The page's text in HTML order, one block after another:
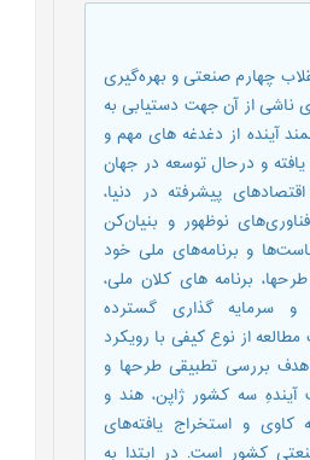
چهارم صنعتی و بهره‌گیری
ناشی از آن جهت دستیابی به
آینده از دغدغه ‏های مهم و
و درحال توسعه در جهان
پیشرفته در دنیا،
4.0 یا فناوری‌های نوظهور و بنیان‌کن
و برنامه‌های ملی خود
برنامه ‏های کلان ملی،
و سرمایه‏ گذاری گسترده
از نوع کیفی با رویکرد
بررسی تطبیقی طرح‏ها و
آیندهِ سه کشور ژاپن، هند و
‏کاوی و استخراج یافته‌های
کشور است. در ابتدا به